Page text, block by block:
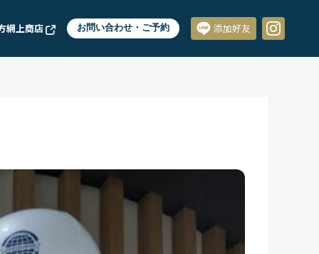
網上商店 お問い合わせ・ご予約 添加好友